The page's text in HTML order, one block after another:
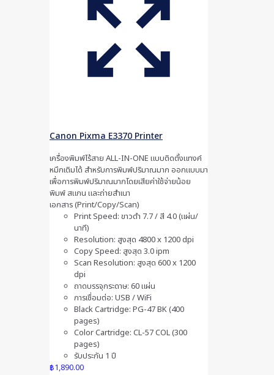
Canon Pixma E3370 Printer
เครื่องพิมพ์ไร้สาย ALL-IN-ONE แบบติดตั้งแทงค์
หมึกเติมได้ สำหรับการพิมพ์ปริมาณมาก ออกแบบมา
เพื่อการพิมพ์ปริมาณมากโดยเสียค่าใช้จ่ายน้อย
พิมพ์ สแกน และถ่ายสำเนา
เอกสาร (Print/Copy/Scan)
Print Speed: ขาวดำ 7.7 / สี 4.0 (แผ่น/
นาที)
Resolution: สูงสุด 4800 x 1200 dpi
Copy Speed: สูงสุด 3.0 ipm
Scan Resolution: สูงสุด 600 x 1200
dpi
ถาดบรรจุกระดาษ: 60 แผ่น
การเชื่อมต่อ: USB / WiFi
Black Cartridge: PG-47 BK (400
pages)
Color Cartridge: CL-57 COL (300
pages)
รับประกัน 1 ปี
฿1,890.00